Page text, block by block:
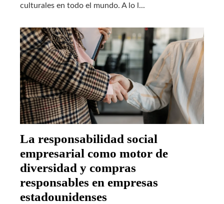
culturales en todo el mundo. A lo l...
La responsabilidad social
empresarial como motor de
diversidad y compras
responsables en empresas
estadounidenses